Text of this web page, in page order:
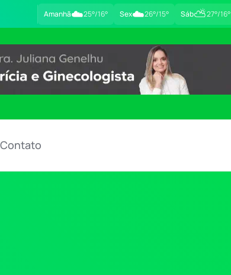
Amanhã☁️25°/16° Sex☁️26°/15° Sáb⛅27°/16°
Contato